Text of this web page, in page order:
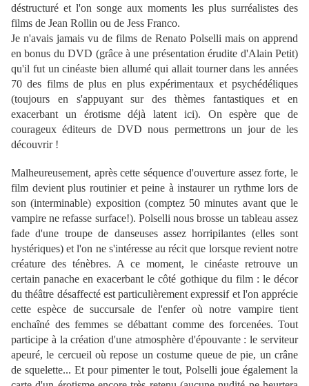
déstructuré et l'on songe aux moments les plus surréalistes des
films de Jean Rollin ou de Jess Franco.
Je n'avais jamais vu de films de Renato Polselli mais on apprend
en bonus du DVD (grâce à une présentation érudite d'Alain Petit)
qu'il fut un cinéaste bien allumé qui allait tourner dans les années
70 des films de plus en plus expérimentaux et psychédéliques
(toujours en s'appuyant sur des thèmes fantastiques et en
exacerbant un érotisme déjà latent ici). On espère que de
courageux éditeurs de DVD nous permettrons un jour de les
découvrir !
Malheureusement, après cette séquence d'ouverture assez forte, le
film devient plus routinier et peine à instaurer un rythme lors de
son (interminable) exposition (comptez 50 minutes avant que le
vampire ne refasse surface!). Polselli nous brosse un tableau assez
fade d'une troupe de danseuses assez horripilantes (elles sont
hystériques) et l'on ne s'intéresse au récit que lorsque revient notre
créature des ténèbres. A ce moment, le cinéaste retrouve un
certain panache en exacerbant le côté gothique du film : le décor
du théâtre désaffecté est particulièrement expressif et l'on apprécie
cette espèce de succursale de l'enfer où notre vampire tient
enchaîné des femmes se débattant comme des forcenées. Tout
participe à la création d'une atmosphère d'épouvante : le serviteur
apeuré, le cercueil où repose un costume queue de pie, un crâne
de squelette... Et pour pimenter le tout, Polselli joue également la